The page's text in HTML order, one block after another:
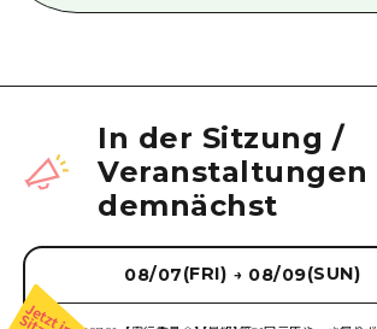
In der Sitzung /
Veranstaltungen
demnächst
08/07(FRI) → 08/09(SUN)